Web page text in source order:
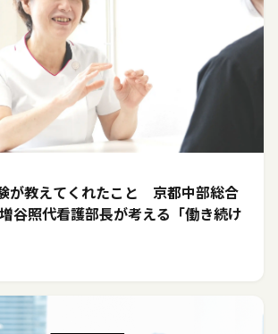
が教えてくれたこと 京都中部総合
谷照代看護部長が考える「働き続け